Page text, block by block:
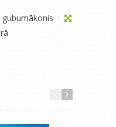
gubumākonis ·